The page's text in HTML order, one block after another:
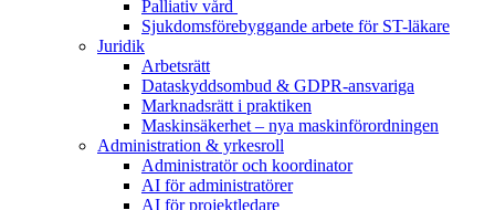
Palliativ vård
Sjukdomsförebyggande arbete för ST-läkare
Juridik
Arbetsrätt
Dataskyddsombud & GDPR-ansvariga
Marknadsrätt i praktiken
Maskinsäkerhet – nya maskinförordningen
Administration & yrkesroll
Administratör och koordinator
AI för administratörer
AI för projektledare